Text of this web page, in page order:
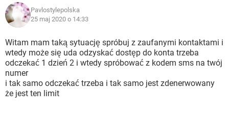
Pavlostylepolska
25 maj 2020 o 14:33
Witam mam taką sytuację spróbuj z zaufanymi kontaktami i
wtedy może się uda odzyskać dostęp do konta trzeba
odczekać 1 dzień 2 i wtedy spróbować z kodem sms na twój
numer
i tak samo odczekać trzeba i tak samo jest zdenerwowany
że jest ten limit